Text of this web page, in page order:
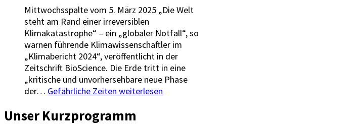
Mittwochsspalte vom 5. März 2025 „Die Welt
steht am Rand einer irreversiblen
Klimakatastrophe“ – ein „globaler Notfall“, so
warnen führende Klimawissenschaftler im
„Klimabericht 2024“, veröffentlicht in der
Zeitschrift BioScience. Die Erde tritt in eine
„kritische und unvorhersehbare neue Phase
der… Gefährliche Zeiten weiterlesen
Unser Kurzprogramm